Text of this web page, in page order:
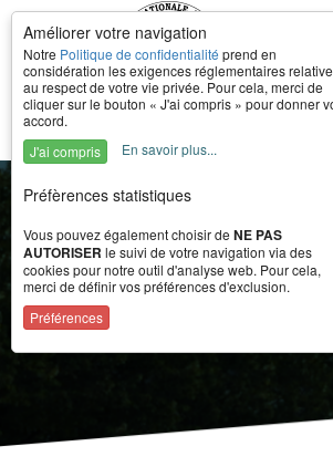
Durant la période estivale,
Améliorer votre navigation
Notre Politique de confidentialité prend en
considération les exigences réglementaires
au respect de votre vie privée. Pour cela, merci de
cliquer sur le bouton « J'ai compris » pour donner
accord.
J'ai compris
En savoir plus...
Préfèrences statistiques
Vous pouvez également choisir de NE PAS
AUTORISER le suivi de votre navigation via des
cookies pour notre outil d'analyse web. Pour cela,
merci de définir vos préférences d'exclusion.
Préférences